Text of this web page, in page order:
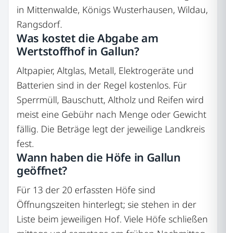
in Mittenwalde, Königs Wusterhausen, Wildau,
Rangsdorf.
Was kostet die Abgabe am
Wertstoffhof in Gallun?
Altpapier, Altglas, Metall, Elektrogeräte und
Batterien sind in der Regel kostenlos. Für
Sperrmüll, Bauschutt, Altholz und Reifen wird
meist eine Gebühr nach Menge oder Gewicht
fällig. Die Beträge legt der jeweilige Landkreis
fest.
Wann haben die Höfe in Gallun
geöffnet?
Für 13 der 20 erfassten Höfe sind
Öffnungszeiten hinterlegt; sie stehen in der
Liste beim jeweiligen Hof. Viele Höfe schließen